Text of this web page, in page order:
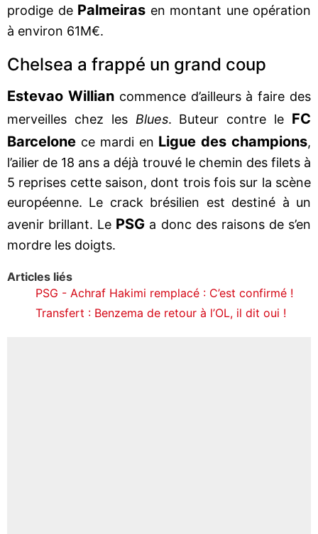
prodige de Palmeiras en montant une opération
à environ 61M€.
Chelsea a frappé un grand coup
Estevao Williancommence d’ailleurs à faire des
merveilles chez les Blues. Buteur contre le FC
Barcelone ce mardi en Ligue des champions,
l’ailier de 18 ans a déjà trouvé le chemin des filets à
5 reprises cette saison, dont trois fois sur la scène
européenne. Le crack brésilien est destiné à un
avenir brillant. Le PSG a donc des raisons de s’en
mordre les doigts.
Articles liés
PSG - Achraf Hakimi remplacé : C’est confirmé !
Transfert : Benzema de retour à l’OL, il dit oui !